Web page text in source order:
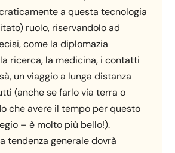
a questa tecnologia
ruolo, riservandolo ad
come la diplomazia
ricerca, la medicina, i contatti
un viaggio a lunga distanza
(anche se farlo via terra o
che avere il tempo per questo
– è molto più bello!).
tendenza generale dovrà